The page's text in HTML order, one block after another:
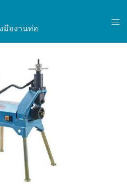
มืองานท่อ